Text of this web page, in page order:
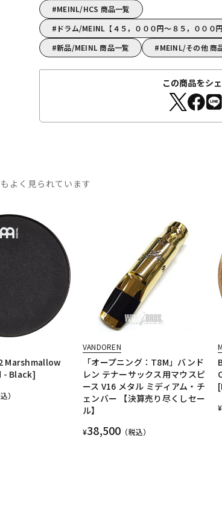
MEINL/HCS 商品一覧
ドラム/MEINL【４５，０００円～８５，０００
新品/MEINL 商品一覧
MEINL/その他 商
この商品をシ
よく見られています
Marshmallow
- Black]
）
VANDOREN
「オープニング：T8M」バンド
レン テナーサックス用マウスピ
ース V16 メタル ミディアム・チ
ェンバー 【決算売り尽くしセー
ル】
¥38,500 （税込）
¥